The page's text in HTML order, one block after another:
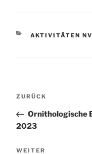
KATEGORIEN
AKTIVITÄTEN
Vorheriger
ZURÜCK
Ornithologische
2023
Nächster
WEITER